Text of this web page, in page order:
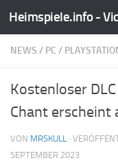
Zum Inhalt springen
Heimspiele.info -
NEWS / PC /
Kostenloser
Chant erscheint
VON MRSKULL ·
SEPTEMBER 2023